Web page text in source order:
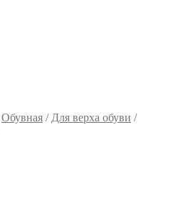
Обувная / Для верха обуви /